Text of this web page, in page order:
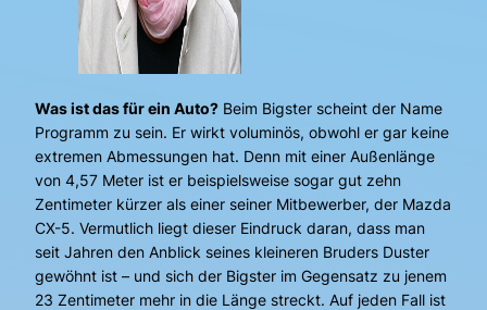
Was ist das für ein Auto? Beim Bigster scheint der Name
Programm zu sein. Er wirkt voluminös, obwohl er gar keine
extremen Abmessungen hat. Denn mit einer Außenlänge
von 4,57 Meter ist er beispielsweise sogar gut zehn
Zentimeter kürzer als einer seiner Mitbewerber, der Mazda
CX-5. Vermutlich liegt dieser Eindruck daran, dass man
seit Jahren den Anblick seines kleineren Bruders Duster
gewöhnt ist – und sich der Bigster im Gegensatz zu jenem
23 Zentimeter mehr in die Länge streckt. Auf jeden Fall ist